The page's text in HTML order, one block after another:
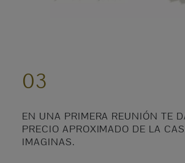
03
EN UNA PRIMERA REUNIÓN TE
PRECIO APROXIMADO DE LA
IMAGINAS.